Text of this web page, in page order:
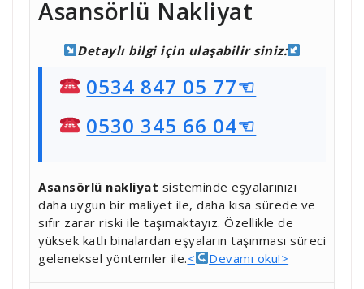
Asansörlü Nakliyat
Detaylı bilgi için ulaşabilir siniz:
0534 847 05 77☜
0530 345 66 04☜
Asansörlü nakliyat sisteminde eşyalarınızı
daha uygun bir maliyet ile, daha kısa sürede ve
sıfır zarar riski ile taşımaktayız. Özellikle de
yüksek katlı binalardan eşyaların taşınması süreci
geleneksel yöntemler ile.< Devamı oku!>